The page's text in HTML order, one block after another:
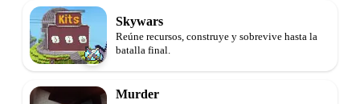
Skywars
Reúne recursos, construye y sobrevive hasta la
batalla final.
Murder